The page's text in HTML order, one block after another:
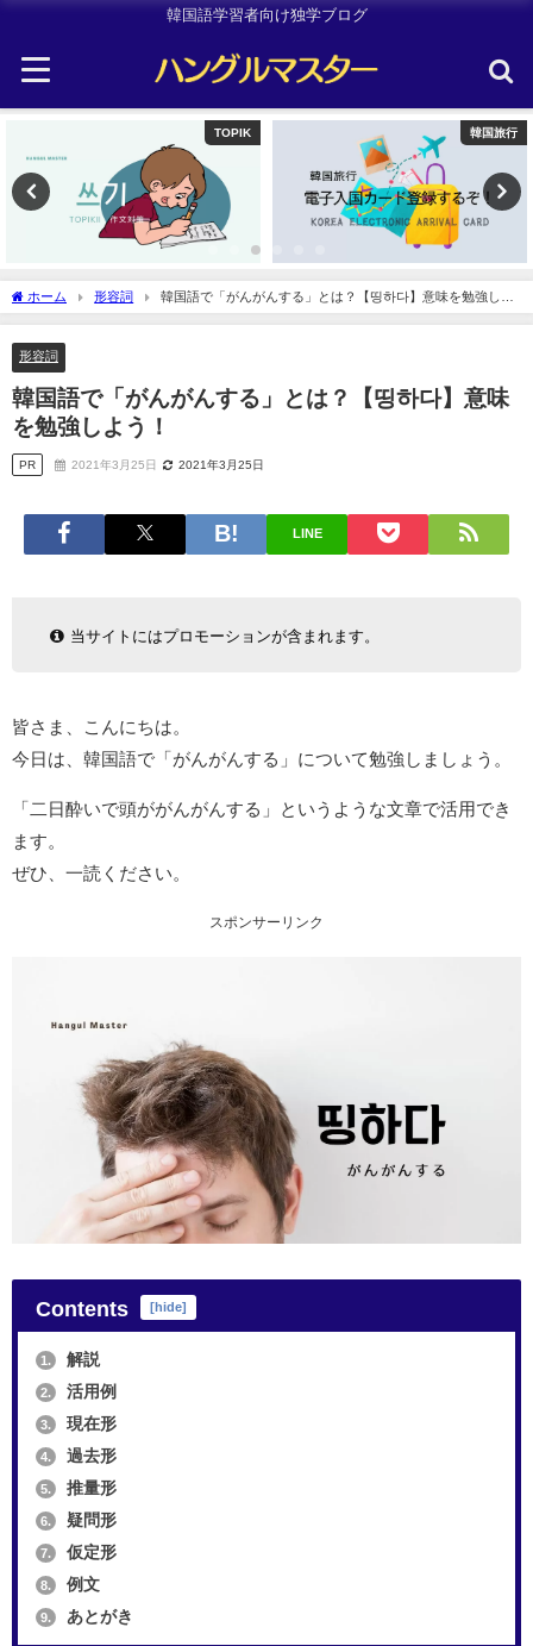
韓国語学習者向け独学ブログ
韓国旅行 韓国旅行
ホーム 形容詞
韓国語で「がんがんする」とは？【띵하다】意味を勉強しよ
う！
形容詞
韓国語で「がんがんする」とは？【띵하다】意味
を勉強しよう！
PR 2021年3月25日 2021年3月25日
LINE
当サイトにはプロモーションが含まれます。
皆さま、こんにちは。
今日は、韓国語で「がんがんする」について勉強しましょう。
「二日酔いで頭ががんがんする」というような文章で活用でき
ます。
ぜひ、一読ください。
スポンサーリンク
Contents [hide]
1. 解説
2. 活用例
3. 現在形
4. 過去形
5. 推量形
6. 疑問形
7. 仮定形
8. 例文
9. あとがき